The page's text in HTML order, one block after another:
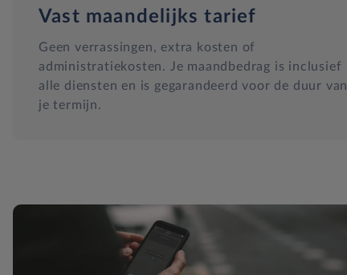
Vast maandelijks tarief
Geen verrassingen, extra kosten of
administratiekosten. Je maandbedrag is inclusief
alle diensten en is gegarandeerd voor de duur van
je termijn.